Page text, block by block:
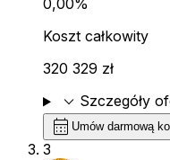
0,00%
Koszt całkowity
320 329 zł
expand_more Szczegóły
calendar_month Umów darmową
3